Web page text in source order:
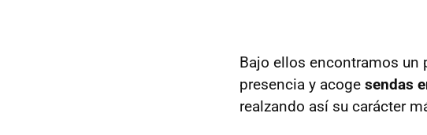
Bajo ellos encontramos un
presencia y acoge sendas
realzando así su carácter